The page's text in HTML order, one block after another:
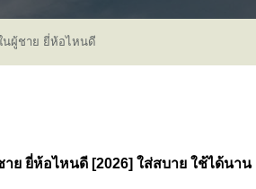
ในผู้ชาย ยี่ห้อไหนดี
าย ยี่ห้อไหนดี [2026] ใส่สบาย ใช้ได้นาน